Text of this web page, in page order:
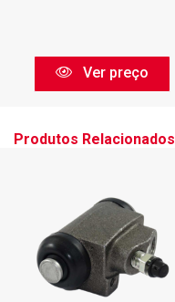
Ver preço
Produtos Relacionados